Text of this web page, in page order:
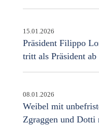
15.01.2026
Präsident Filippo
tritt als Präsident ab
08.01.2026
Weibel mit
Zgraggen und Dotti